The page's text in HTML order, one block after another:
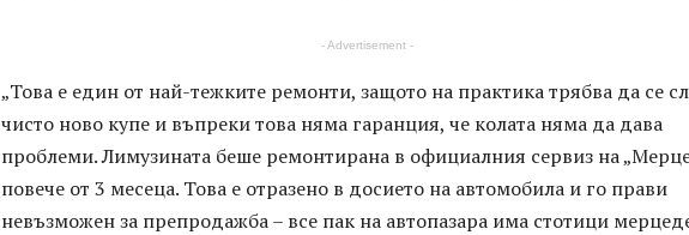
- Advertisement -
„Това е един от най-тежките ремонти, защото на практика трябва да се
чисто ново купе и въпреки това няма гаранция, че колата няма да дава
проблеми. Лимузината беше ремонтирана в официалния сервиз на
повече от 3 месеца. Това е отразено в досието на автомобила и го прави
невъзможен за препродажба – все пак на автопазара има стотици